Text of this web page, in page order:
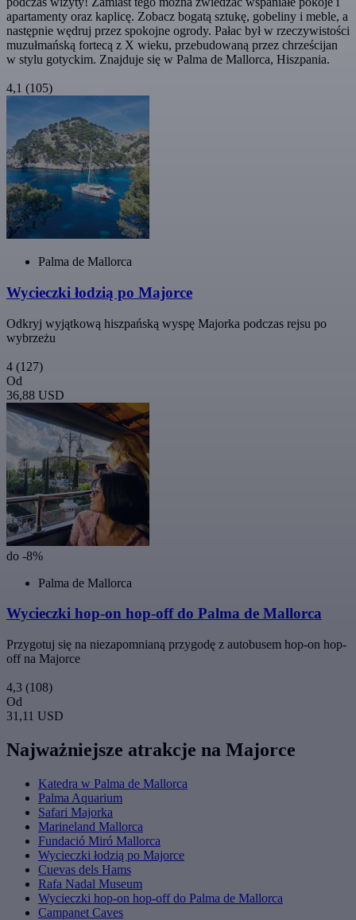
apartamenty oraz kaplicę. Zobacz bogatą sztukę, gobeliny i meble, a
następnie wędruj przez spokojne ogrody. Pałac był w rzeczywistości
muzułmańską fortecą z X wieku, przebudowaną przez chrześcijan
w stylu gotyckim. Znajduje się w Palma de Mallorca, Hiszpania.
4,1 (105)
Palma de Mallorca
Wycieczki łodzią po Majorce
Odkryj wyjątkową hiszpańską wyspę Majorka podczas rejsu po
wybrzeżu
4 (127)
Od
36,88 USD
do -8%
Palma de Mallorca
Wycieczki hop-on hop-off do Palma de Mallorca
Przygotuj się na niezapomnianą przygodę z autobusem hop-on hop-
off na Majorce
4,3 (108)
Od
31,11 USD
Najważniejsze atrakcje na Majorce
Katedra w Palma de Mallorca
Palma Aquarium
Safari Majorka
Marineland Mallorca
Fundació Miró Mallorca
Wycieczki łodzią po Majorce
Cuevas dels Hams
Rafa Nadal Museum
Wycieczki hop-on hop-off do Palma de Mallorca
Campanet Caves